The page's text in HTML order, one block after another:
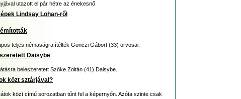
utazott el pár hétre az énekesnő
Lindsay Lohan-ről
teljes némaságra ítélték Gönczi Gábort (33) orvosai.
Daisybe
beleszeretett Szőke Zoltán (41) Daisybe.
közt sztárjával?
közt című sorozatban tűnt fel a képernyőn. Azóta szinte csak